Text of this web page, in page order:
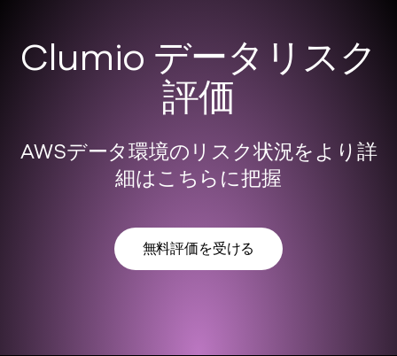
Clumio データリスク
評価
AWSデータ環境のリスク状況をより詳
細はこちらに把握
無料評価を受ける